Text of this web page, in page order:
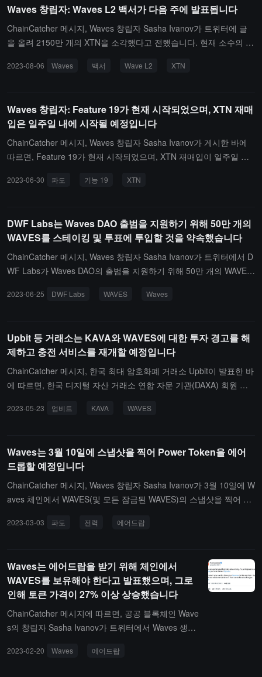
Waves 창립자: Waves L2 백서가 다음 주에 발표됩니다
ChainCatcher 메시지, Waves 창립자 Sasha Ivanov가 트위터에 글
을 올려 2150만 개의 XTN을 소각했다고 전했습니다. 현재 소수의 X
수익을 누릴 수 있습니다. Waves L2 백서가 다음 주에 발표될 예정입
2023-08-06 Waves 백서 Wave L2 XTN
Waves 창립자: Feature 19가 현재 시작되었으며, XTN 재매
입은 일주일 내에 시작될 예정입니다
ChainCatcher 메시지, Waves 창립자 Sasha Ivanov가 게시한 바에
따르면, Feature 19가 현재 시작되었으며, XTN 재매입이 일주일 내
의 WAVES가 XTN 재매입에 할당되고, 나머지 2개의 WAVES는 Wav
유자가 포지션을 매도하고 자금을 회수할 수 있도록 허용할 것입니
다.(출처 링크)
2023-06-30 파도 기능 19 XTN
DWF Labs는 Waves DAO 출범을 지원하기 위해 50만 개의
WAVES를 스테이킹 및 투표에 투입할 것을 약속했습니다
ChainCatcher 메시지, Waves 창립자 Sasha Ivanov가 트위터에서 D
WF Labs가 Waves DAO의 출범을 지원하기 위해 50만 개의 WAVES
ower Protocol 플랫폼上的 하나의 영리 DAO로, Waves 블록체인을
2023-06-25 DWF Labs WAVES Waves
Upbit 등 거래소는 KAVA와 WAVES에 대한 투자 경고를 해
제하고 충전 서비스를 재개할 예정입니다
ChainCatcher 메시지, 한국 최대 암호화폐 거래소 Upbit이 발표한 바
에 따르면, 한국 디지털 자산 거래소 연합 자문 기관(DAXA) 회원 거
에 대한 투자 경고를 해제했으며, 두 자산과 관련된 스테이블코인 US
2023-05-23 업비트 KAVA WAVES
Waves는 3월 10일에 스냅샷을 찍어 Power Token을 에어
드롭할 예정입니다
ChainCatcher 메시지, Waves 창립자 Sasha Ivanov가 3월 10일에 W
aves 체인에서 WAVES(및 모든 잠금된 WAVES)의 스냅샷을 찍어 Po
바에 따르면, 2월 20일 Sasha Ivanov는 사용자가 Waves 체인에서 W
2023-03-03 파도 전력 에어드랍
Waves는 에어드랍을 받기 위해 체인에서
WAVES를 보유해야 한다고 발표했으며, 그로
인해 토큰 가격이 27% 이상 상승했습니다
ChainCatcher 메시지에 따르면, 공공 블록체인 Wave
s의 창립자 Sasha Ivanov가 트위터에서 Waves 생태
들은 새로운 Waves 네트워크에 참여하기 위해 Powe
2023-02-20 Waves 에어드랍